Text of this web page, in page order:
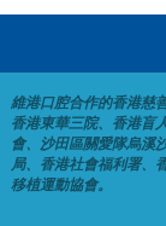
維港口腔合作的香港慈
香港東華三院、香港盲
會、沙田區關愛隊烏溪
局、香港社會福利署、
移植運動協會。